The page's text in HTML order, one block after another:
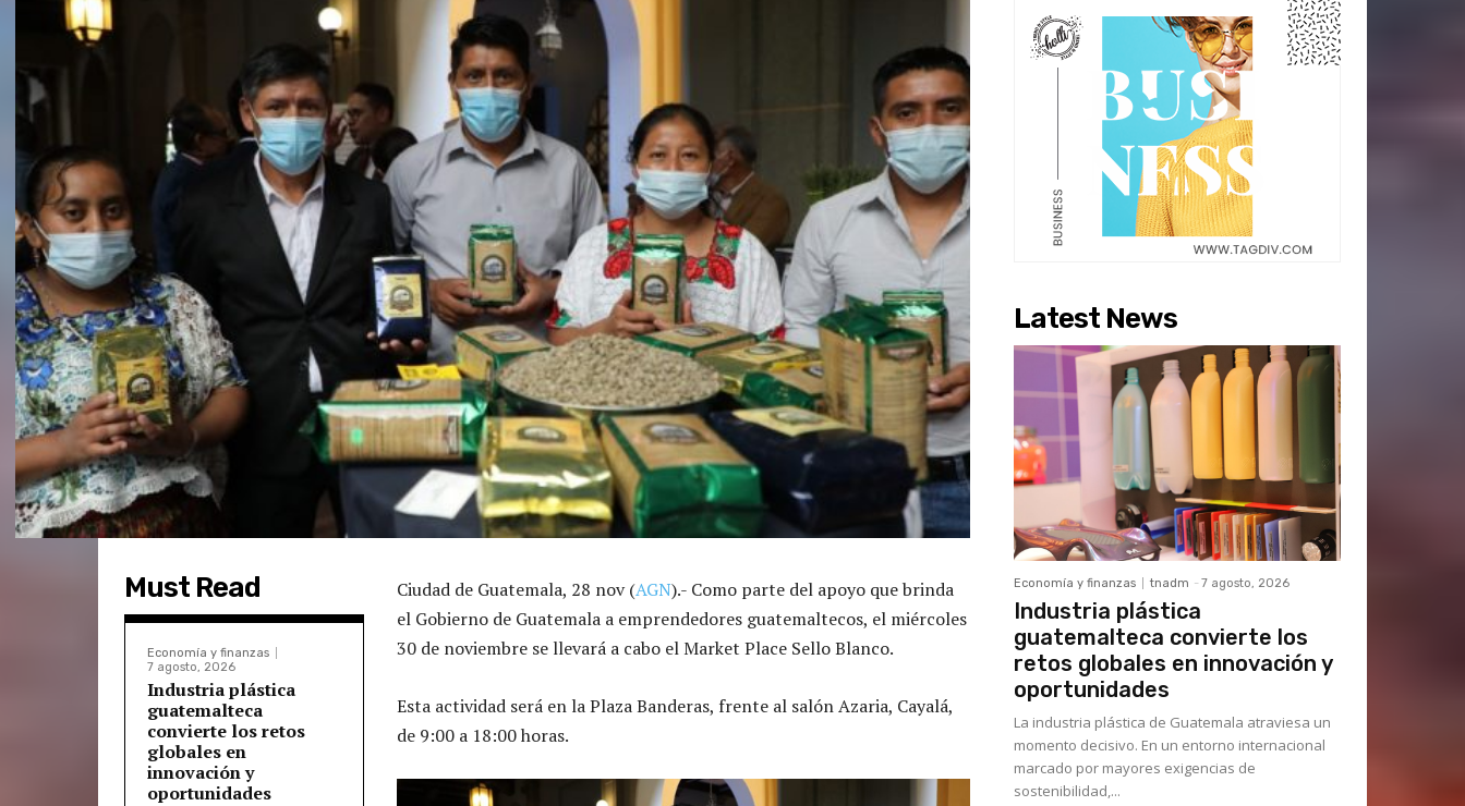
Must Read
Economía y finanzas
7 agosto, 2026
Industria plástica
guatemalteca
convierte los retos
globales en
innovación y
oportunidades
Ciudad de Guatemala, 28 nov (AGN).- Como parte del apoyo que brinda
el Gobierno de Guatemala a emprendedores guatemaltecos, el miércoles
30 de noviembre se llevará a cabo el Market Place Sello Blanco.
Esta actividad será en la Plaza Banderas, frente al salón Azaria, Cayalá,
de 9:00 a 18:00 horas.
Latest News
Economía y finanzas tnadm - 7 agosto, 2026
Industria plástica
guatemalteca convierte los
retos globales en innovación y
oportunidades
La industria plástica de Guatemala atraviesa un
momento decisivo. En un entorno internacional
marcado por mayores exigencias de
sostenibilidad,...